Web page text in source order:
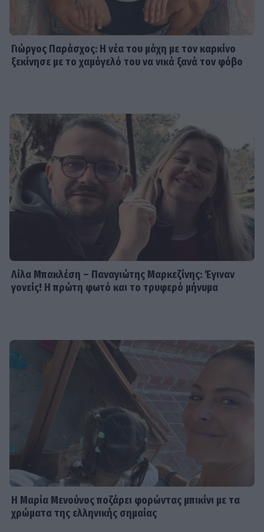
Γιώργος Παράσχος: Η νέα του μάχη με τον καρκίνο
ξεκίνησε με το χαμόγελό του να νικά ξανά τον φόβο
Λίλα Μπακλέση – Παναγιώτης Μαρκεζίνης: Έγιναν
γονείς! Η πρώτη φωτό και το τρυφερό μήνυμα
Η Μαρία Μενούνος ποζάρει φορώντας μπικίνι με τα
χρώματα της ελληνικής σημαίας